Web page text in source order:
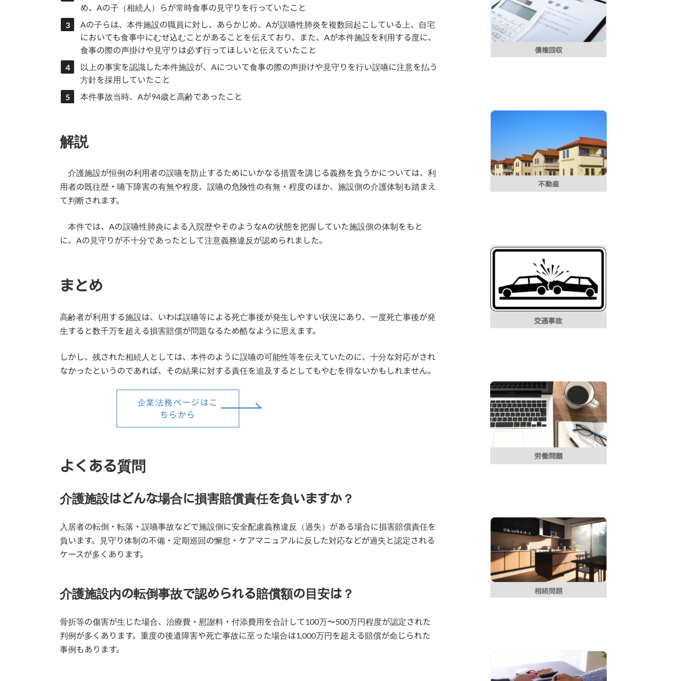
め、Aの子（相続人）らが常時食事の見守りを行っていたこと
Aの子らは、本件施設の職員に対し、あらかじめ、Aが誤嚥性肺炎を複数回起こしている上、自宅
においても食事中にむせ込むことがあることを伝えており、また、Aが本件施設を利用する度に、
食事の際の声掛けや見守りは必ず行ってほしいと伝えていたこと
以上の事実を認識した本件施設が、Aについて食事の際の声掛けや見守りを行い誤嚥に注意を払う
方針を採用していたこと
本件事故当時、Aが94歳と高齢であったこと
解説
介護施設が恒例の利用者の誤嚥を防止するためにいかなる措置を講じる義務を負うかについては、利
用者の既往歴・嚥下障害の有無や程度、誤嚥の危険性の有無・程度のほか、施設側の介護体制も踏まえ
て判断されます。
本件では、Aの誤嚥性肺炎による入院歴やそのようなAの状態を把握していた施設側の体制をもと
に、Aの見守りが不十分であったとして注意義務違反が認められました。
まとめ
高齢者が利用する施設は、いわば誤嚥等による死亡事後が発生しやすい状況にあり、一度死亡事後が発
生すると数千万を超える損害賠償が問題なるため酷なように思えます。
しかし、残された相続人としては、本件のように誤嚥の可能性等を伝えていたのに、十分な対応がされ
なかったというのであれば、その結果に対する責任を追及するとしてもやむを得ないかもしれません。
企業法務ページはこ
ちらから
よくある質問
介護施設はどんな場合に損害賠償責任を負いますか？
入居者の転倒・転落・誤嚥事故などで施設側に安全配慮義務違反（過失）がある場合に損害賠償責任を
負います。見守り体制の不備・定期巡回の懈怠・ケアマニュアルに反した対応などが過失と認定される
ケースが多くあります。
介護施設内の転倒事故で認められる賠償額の目安は？
骨折等の傷害が生じた場合、治療費・慰謝料・付添費用を合計して100万〜500万円程度が認定された
判例が多くあります。重度の後遺障害や死亡事故に至った場合は1,000万円を超える賠償が命じられた
事例もあります。